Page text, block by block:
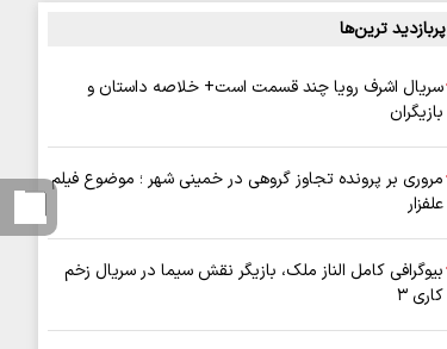
پربازدید ترین‌ها
سریال اشرف رویا چند قسمت است+ خلاصه داستان و
بازیگران
مروری بر پرونده تجاوز گروهی در خمینی شهر ؛ موضوع فیلم
علفزار
بیوگرافی کامل الناز ملک، بازیگر نقش سیما در سریال زخم
کاری ۳